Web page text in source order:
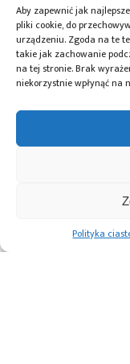
Aby zapewnić jak
pliki cookie, do
urządzeniu. Zgoda na te
takie jak zachowanie
na tej stronie. Brak
niekorzystnie wpłynąć na
Polityka
Tagi:AI,bramki,
DRAM,IC-Link,IEEE
Workshop,IGZO,
pamięci buforowe,
inteligencja